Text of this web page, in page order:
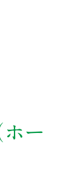
ホー